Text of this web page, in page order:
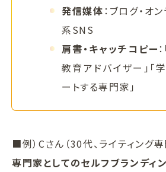
発信媒体 ：ブログ・オ
系SNS
肩書・キャッチコピー
教育アドバイザー」「
ートする専門家」
■例）Cさん（30代、ライティング専
専門家としてのセルフブランディ